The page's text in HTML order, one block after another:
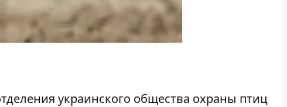
украинского общества охраны птиц